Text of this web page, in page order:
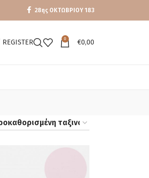
28ης ΟΚΤΩΒΡΙΟΥ 183
0 €0,00